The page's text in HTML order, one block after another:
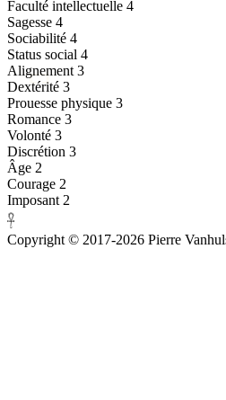
𓉐
Faculté intellectuelle 4
Sagesse 4
Sociabilité 4
Status social 4
Alignement 3
Dextérité 3
Prouesse physique 3
Romance 3
Volonté 3
Discrétion 3
Âge 2
Courage 2
Imposant 2
𓋹
Copyright © 2017-2026 Pierre